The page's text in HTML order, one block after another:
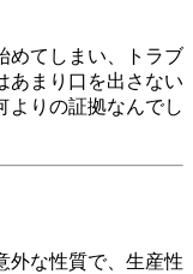
めてしまい、トラブ
あまり口を出さない
よりの証拠なんでし
外な性質で、生産性